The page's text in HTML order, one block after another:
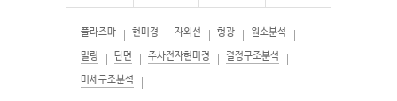
플라즈마 현미경 자외선 형광 원소분석
밀링 단면 주사전자현미경 결정구조분석
미세구조분석